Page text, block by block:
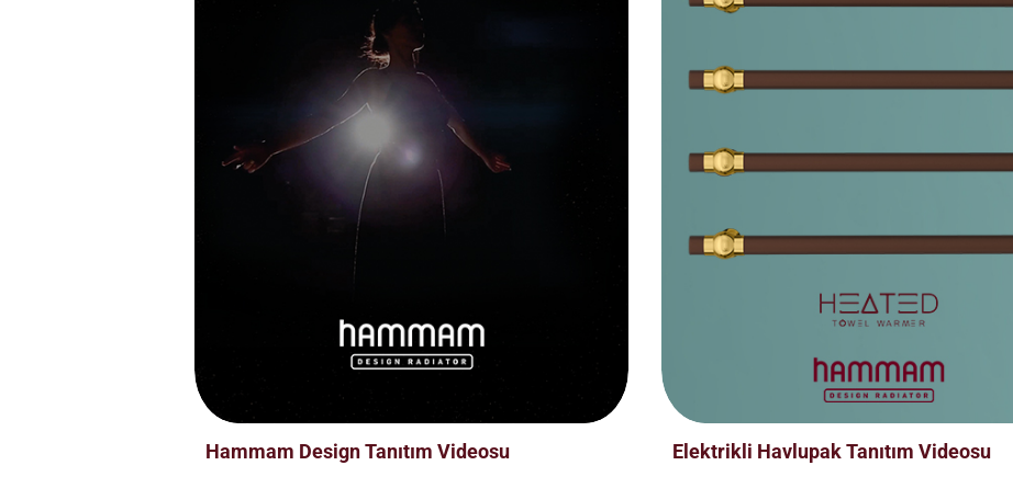
Hammam Design Tanıtım Videosu Elektrikli Havlupak Tanıtım Videosu